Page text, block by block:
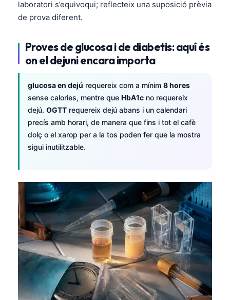
laboratori s’equivoqui; reflecteix una suposició prèvia
de prova diferent.
Proves de glucosa i de diabetis: aquí és
on el dejuni encara importa
glucosa en dejú requereix com a mínim 8 hores
sense calories, mentre que HbA1c no requereix
dejú. OGTT requereix dejú abans i un calendari
precís amb horari, de manera que fins i tot el cafè
dolç o el xarop per a la tos poden fer que la mostra
sigui inutilitzable.